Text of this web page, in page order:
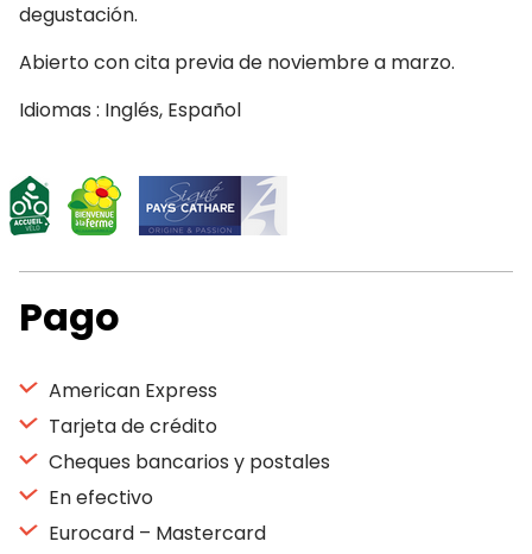
degustación.
Abierto con cita previa de noviembre a marzo.
Idiomas : Inglés, Español
Pago
American Express
Tarjeta de crédito
Cheques bancarios y postales
En efectivo
Eurocard – Mastercard